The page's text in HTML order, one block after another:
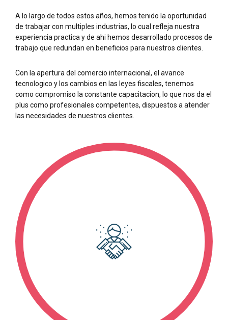
A lo largo de todos estos años, hemos tenido la oportunidad
de trabajar con multiples industrias, lo cual refleja nuestra
experiencia practica y de ahi hemos desarrollado procesos de
trabajo que redundan en beneficios para nuestros clientes.
Con la apertura del comercio internacional, el avance
tecnologico y los cambios en las leyes fiscales, tenemos
como compromiso la constante capacitacion, lo que nos da el
plus como profesionales competentes, dispuestos a atender
las necesidades de nuestros clientes.